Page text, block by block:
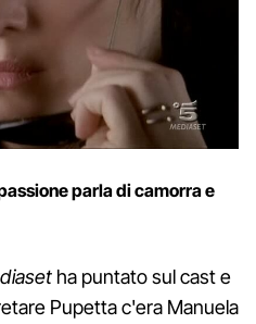
parla di camorra e
ha puntato sul cast e
Pupetta c'era Manuela